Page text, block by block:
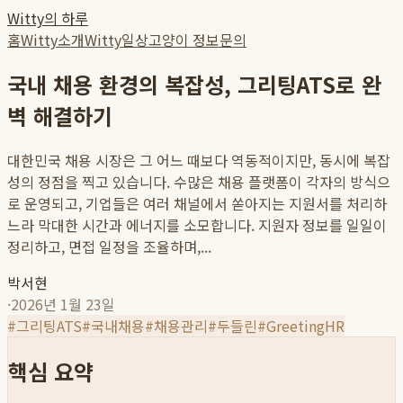
Witty의 하루
홈Witty소개Witty일상고양이 정보문의
국내 채용 환경의 복잡성, 그리팅ATS로 완
벽 해결하기
대한민국 채용 시장은 그 어느 때보다 역동적이지만, 동시에 복잡
성의 정점을 찍고 있습니다. 수많은 채용 플랫폼이 각자의 방식으
로 운영되고, 기업들은 여러 채널에서 쏟아지는 지원서를 처리하
느라 막대한 시간과 에너지를 소모합니다. 지원자 정보를 일일이
정리하고, 면접 일정을 조율하며,...
박서현
·2026년 1월 23일
#그리팅ATS#국내채용#채용관리#두들린#GreetingHR
핵심 요약